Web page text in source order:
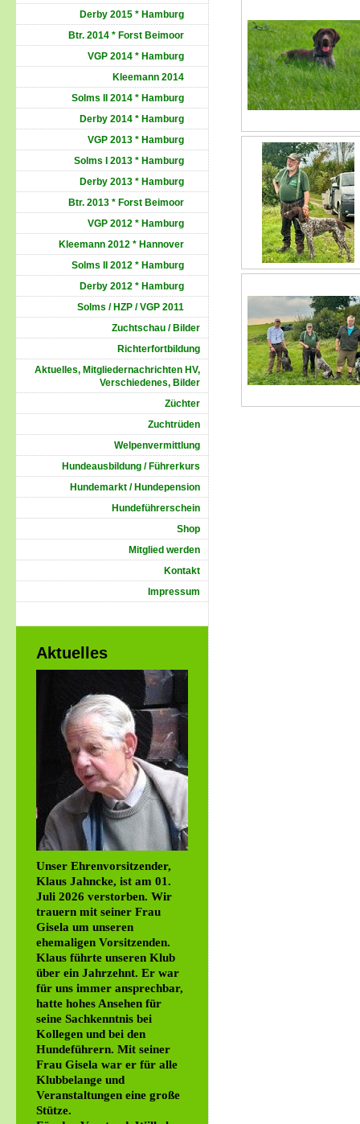
Derby 2015 * Hamburg
Btr. 2014 * Forst Beimoor
VGP 2014 * Hamburg
Kleemann 2014
Solms II 2014 * Hamburg
Derby 2014 * Hamburg
VGP 2013 * Hamburg
Solms I 2013 * Hamburg
Derby 2013 * Hamburg
Btr. 2013 * Forst Beimoor
VGP 2012 * Hamburg
Kleemann 2012 * Hannover
Solms II 2012 * Hamburg
Derby 2012 * Hamburg
Solms / HZP / VGP 2011
Zuchtschau / Bilder
Richterfortbildung
Aktuelles, Mitgliedernachrichten HV,
Verschiedenes, Bilder
Züchter
Zuchtrüden
Welpenvermittlung
Hundeausbildung / Führerkurs
Hundemarkt / Hundepension
Hundeführerschein
Shop
Mitglied werden
Kontakt
Impressum
Aktuelles
Unser Ehrenvorsitzender,
Klaus Jahncke, ist am 01.
Juli 2026 verstorben. Wir
trauern mit seiner Frau
Gisela um unseren
ehemaligen Vorsitzenden.
Klaus führte unseren Klub
über ein Jahrzehnt. Er war
für uns immer ansprechbar,
hatte hohes Ansehen für
seine Sachkenntnis bei
Kollegen und bei den
Hundeführern. Mit seiner
Frau Gisela war er für alle
Klubbelange und
Veranstaltungen eine große
Stütze.